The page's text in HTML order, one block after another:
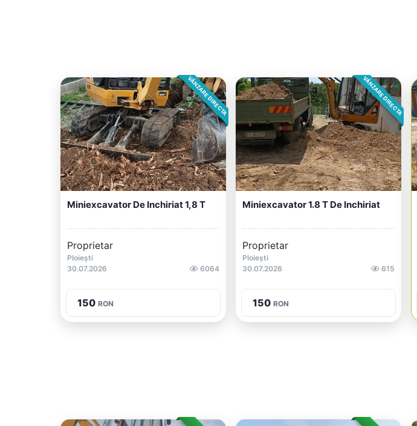
VÂNZARE DIRECTA
Miniexcavator De Inchiriat 1,8 T
Proprietar
Ploiești
30.07.2026
6064
150 RON
VÂNZARE DIRECTA
Miniexcavator 1.8 T De Inchiriat
Proprietar
Ploiești
30.07.2026
615
150 RON